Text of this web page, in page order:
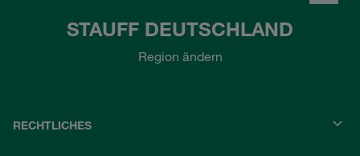
STAUFF DEUTSCHLAND
Region ändern
RECHTLICHES